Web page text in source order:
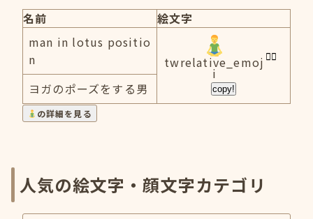
名前
絵文字
man in lotus positio
n
twrelative_emoj
i
copy!
ヨガのポーズをする男
の詳細を見る
人気の絵文字・顔文字カテゴリ